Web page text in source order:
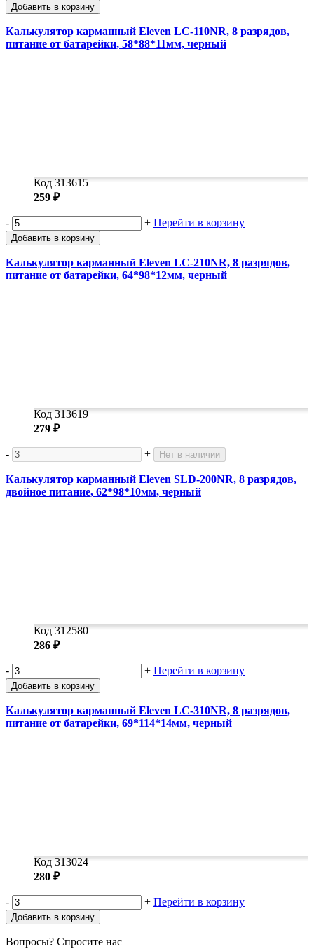
Добавить в корзину
Калькулятор карманный Eleven LC-110NR, 8 разрядов,
питание от батарейки, 58*88*11мм, черный
Код 313615
259 ₽
- + Перейти в корзину
Добавить в корзину
Калькулятор карманный Eleven LC-210NR, 8 разрядов,
питание от батарейки, 64*98*12мм, черный
Код 313619
279 ₽
- + Нет в наличии
Калькулятор карманный Eleven SLD-200NR, 8 разрядов,
двойное питание, 62*98*10мм, черный
Код 312580
286 ₽
- + Перейти в корзину
Добавить в корзину
Калькулятор карманный Eleven LC-310NR, 8 разрядов,
питание от батарейки, 69*114*14мм, черный
Код 313024
280 ₽
- + Перейти в корзину
Добавить в корзину
Вопросы? Спросите нас